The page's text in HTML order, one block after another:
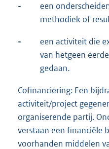
-
een
methodiek of
-
een activiteit die
van hetgeen
gedaan.
Cofinanciering: Een
activiteit/project
organiserende partij.
verstaan een financiële
voorhanden middelen